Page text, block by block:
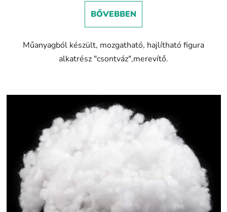
5,0
BŐVEBBEN
Műanyagból készült, mozgatható, hajlítható figura
alkatrész "csontváz",merevítő.